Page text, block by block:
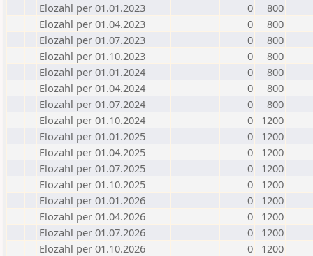
Elozahl per 01.01.2023
0
800
Elozahl per 01.04.2023
0
800
Elozahl per 01.07.2023
0
800
Elozahl per 01.10.2023
0
800
Elozahl per 01.01.2024
0
800
Elozahl per 01.04.2024
0
800
Elozahl per 01.07.2024
0
800
Elozahl per 01.10.2024
0
1200
Elozahl per 01.01.2025
0
1200
Elozahl per 01.04.2025
0
1200
Elozahl per 01.07.2025
0
1200
Elozahl per 01.10.2025
0
1200
Elozahl per 01.01.2026
0
1200
Elozahl per 01.04.2026
0
1200
Elozahl per 01.07.2026
0
1200
Elozahl per 01.10.2026
0 1200